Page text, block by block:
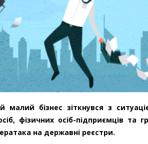
малий бізнес зіткнувся з
фізичних осіб-підприємців та
на державні реєстри.